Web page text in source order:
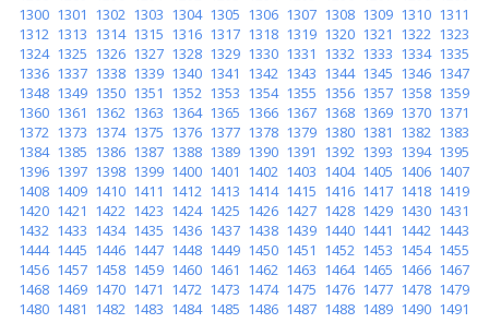
1300 1301 1302 1303 1304 1305 1306 1307 1308 1309 1310 1311
1312 1313 1314 1315 1316 1317 1318 1319 1320 1321 1322 1323
1324 1325 1326 1327 1328 1329 1330 1331 1332 1333 1334 1335
1336 1337 1338 1339 1340 1341 1342 1343 1344 1345 1346 1347
1348 1349 1350 1351 1352 1353 1354 1355 1356 1357 1358 1359
1360 1361 1362 1363 1364 1365 1366 1367 1368 1369 1370 1371
1372 1373 1374 1375 1376 1377 1378 1379 1380 1381 1382 1383
1384 1385 1386 1387 1388 1389 1390 1391 1392 1393 1394 1395
1396 1397 1398 1399 1400 1401 1402 1403 1404 1405 1406 1407
1408 1409 1410 1411 1412 1413 1414 1415 1416 1417 1418 1419
1420 1421 1422 1423 1424 1425 1426 1427 1428 1429 1430 1431
1432 1433 1434 1435 1436 1437 1438 1439 1440 1441 1442 1443
1444 1445 1446 1447 1448 1449 1450 1451 1452 1453 1454 1455
1456 1457 1458 1459 1460 1461 1462 1463 1464 1465 1466 1467
1468 1469 1470 1471 1472 1473 1474 1475 1476 1477 1478 1479
1480 1481 1482 1483 1484 1485 1486 1487 1488 1489 1490 1491